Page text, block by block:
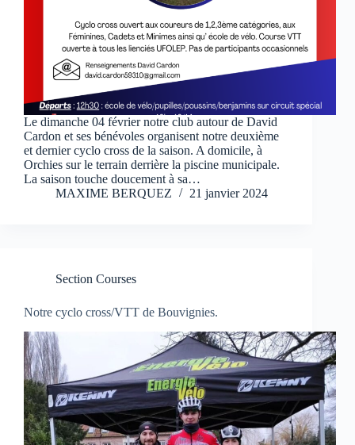
Le dimanche 04 février notre club autour de David
Cardon et ses bénévoles organisent notre deuxième
et dernier cyclo cross de la saison. A domicile, à
Orchies sur le terrain derrière la piscine municipale.
La saison touche doucement à sa…
MAXIME BERQUEZ
21 janvier 2024
Section Courses
Notre cyclo cross/VTT de Bouvignies.